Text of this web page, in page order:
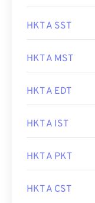
HKT A SST
HKT A MST
HKT A EDT
HKT A IST
HKT A PKT
HKT A CST